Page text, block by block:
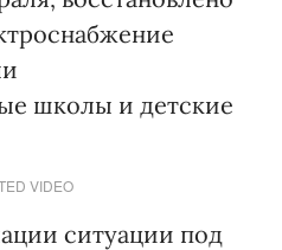
школы и детские
VIDEO
ситуации под